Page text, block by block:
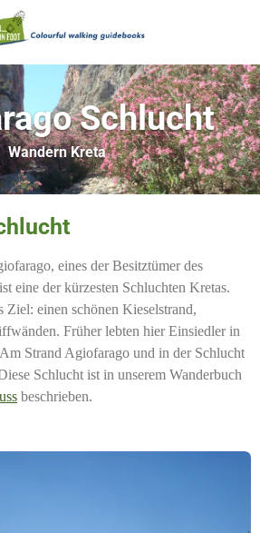
Schlucht
Wandern Kreta
eines der Besitztümer des
eine der kürzesten Schluchten Kretas.
Ziel: einen schönen Kieselstrand,
Früher lebten hier Einsiedler in
Strand Agiofarago und in der Schlucht
Schlucht ist in unserem Wanderbuch
beschrieben.